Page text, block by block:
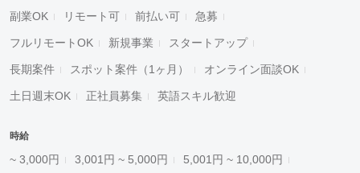
副業OK リモート可 前払い可 急募
フルリモートOK 新規事業 スタートアップ
長期案件 スポット案件（1ヶ月） オンライン面談OK
土日週末OK 正社員募集 英語スキル歓迎
時給
~ 3,000円 3,001円 ~ 5,000円 5,001円 ~ 10,000円